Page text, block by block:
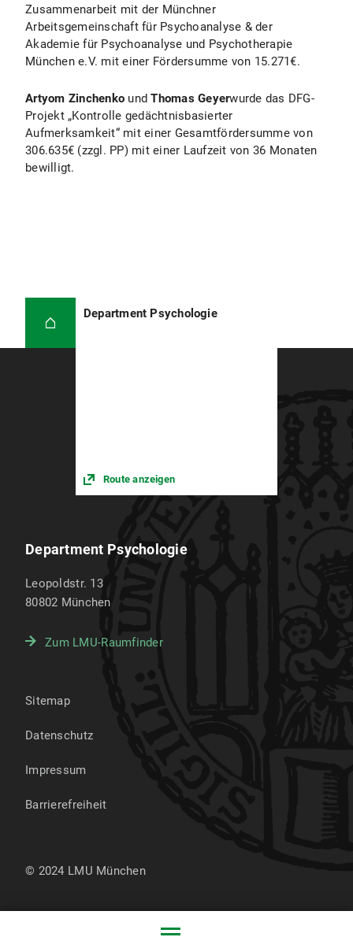
Zusammenarbeit mit der Münchner
Arbeitsgemeinschaft für Psychoanalyse & der
Akademie für Psychoanalyse und Psychotherapie
München e.V. mit einer Fördersumme von 15.271€.
Artyom Zinchenko und Thomas Geyerwurde das DFG-
Projekt „Kontrolle gedächtnisbasierter
Aufmerksamkeit“ mit einer Gesamtfördersumme von
306.635€ (zzgl. PP) mit einer Laufzeit von 36 Monaten
bewilligt.
Department Psychologie
Route anzeigen
Department Psychologie
Leopoldstr. 13
80802 München
Zum LMU-Raumfinder
Sitemap
Datenschutz
Impressum
Barrierefreiheit
© 2024 LMU München